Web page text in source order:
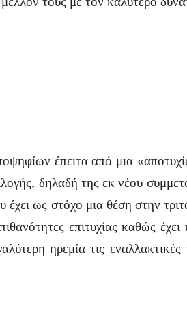
έπειτα από μια
δηλαδή της εκ νέου
ως στόχο μια θέση στην
επιτυχίας καθώς
ηρεμία τις